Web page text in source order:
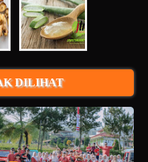
DILIHAT